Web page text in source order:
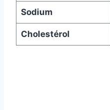
Sodium
Cholestérol